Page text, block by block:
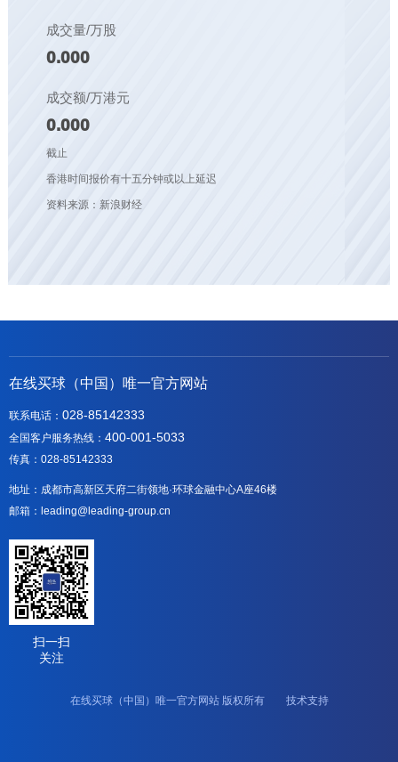
成交量/万股
0.000
成交额/万港元
0.000
截止
香港时间报价有十五分钟或以上延迟
资料来源：新浪财经
在线买球（中国）唯一官方网站
联系电话： 028-85142333
全国客户服务热线： 400-001-5033
传真：028-85142333
地址：成都市高新区天府二街领地·环球金融中心A座46楼
邮箱：leading@leading-group.cn
扫一扫
关注
在线买球（中国）唯一官方网站 版权所有 技术支持